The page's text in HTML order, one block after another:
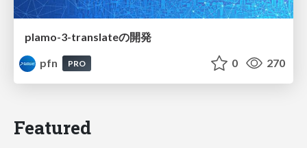
plamo-3-translateの開発
pfn
PRO 0 270
Featured